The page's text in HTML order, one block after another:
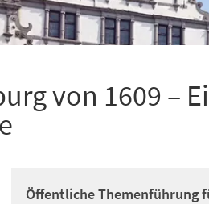
von 1609 –
Öffentliche Themenführung